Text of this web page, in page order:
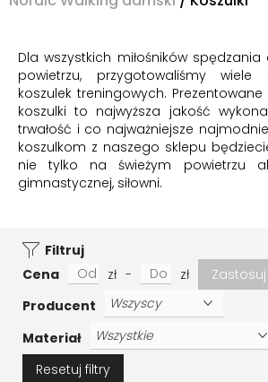
Dla wszystkich miłośników
powietrzu, przygotowaliśmy wiele
koszulek treningowych.
koszulki to najwyższa jakość
trwałość i co najważniejsze
koszulkom z naszego sklepu
nie tylko na świeżym powietrzu
gimnastycznej, siłowni.
Filtruj
Cena
zł - zł Zastosuj
Producent
Materiał
Resetuj filtry